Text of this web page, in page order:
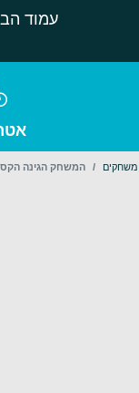
עמוד
משחקים המשחק הגינה